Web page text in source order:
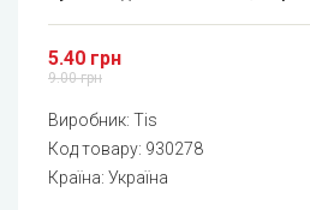
5.40 грн
9.00 грн
Виробник: Tis
Код товару: 930278
Країна: Україна